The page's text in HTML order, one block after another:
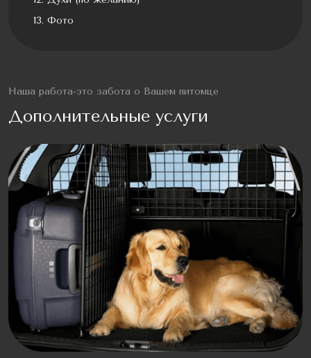
Фото
Наша работа-это забота о Вашем питомце
Дополнительные услуги